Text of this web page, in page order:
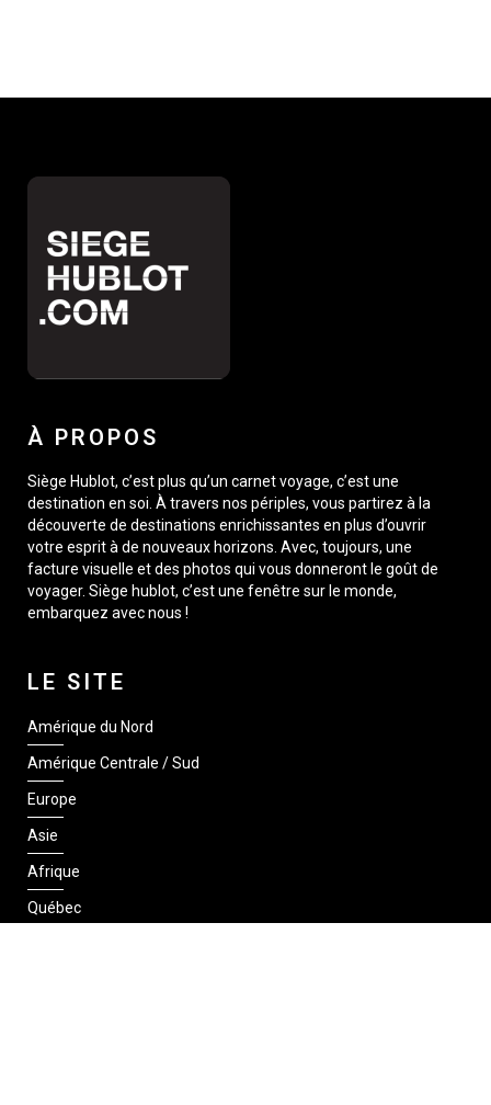
À PROPOS
Siège Hublot, c’est plus qu’un carnet voyage, c’est une
destination en soi. À travers nos périples, vous partirez à la
découverte de destinations enrichissantes en plus d’ouvrir
votre esprit à de nouveaux horizons. Avec, toujours, une
facture visuelle et des photos qui vous donneront le goût de
voyager. Siège hublot, c’est une fenêtre sur le monde,
embarquez avec nous !
LE SITE
Amérique du Nord
Amérique Centrale / Sud
Europe
Asie
Afrique
Québec